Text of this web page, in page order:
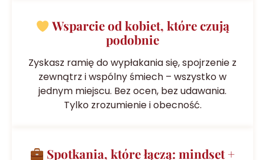
Wsparcie od kobiet, które czują
podobnie
Zyskasz ramię do wypłakania się, spojrzenie z
zewnątrz i wspólny śmiech – wszystko w
jednym miejscu. Bez ocen, bez udawania.
Tylko zrozumienie i obecność.
Spotkania, które łączą: mindset +